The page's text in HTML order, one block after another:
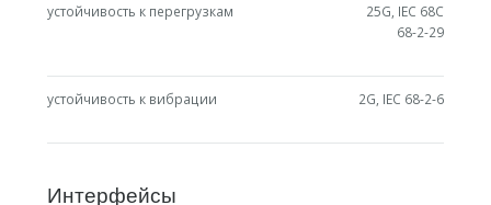
устойчивость к перегрузкам
25G, IEC 68C
68-2-29
устойчивость к вибрации 2G, IEC 68-2-6
Интерфейсы